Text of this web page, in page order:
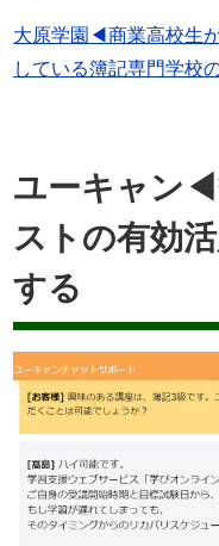
大原学園◀商業高校生
している簿記専門学校
ユーキャン◀
ストの有効
する